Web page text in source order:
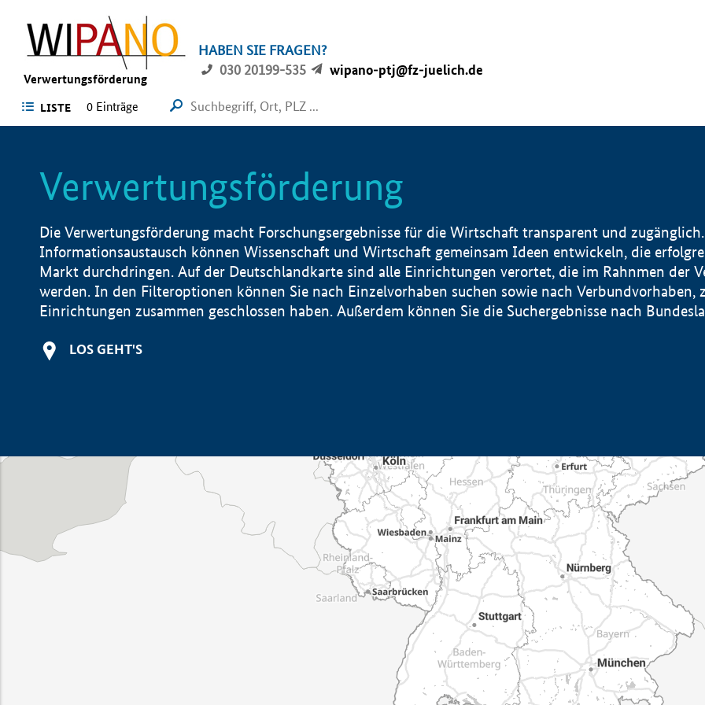
Verwertungsförderung
HABEN SIE FRAGEN?
030 20199-535
wipano-ptj@fz-juelich.de
LISTE 0 Einträge
Verwertungsförderung
Die Verwertungsförderung macht Forschungsergebnisse für die Wirtschaft transparent und
Informationsaustausch können Wissenschaft und Wirtschaft gemeinsam Ideen entwickeln, die
Markt durchdringen. Auf der Deutschlandkarte sind alle Einrichtungen verortet, die im Rahnmen der
werden. In den Filteroptionen können Sie nach Einzelvorhaben suchen sowie nach Verbundvorhaben,
Einrichtungen zusammen geschlossen haben. Außerdem können Sie die Suchergebnisse nach
LOS GEHT'S